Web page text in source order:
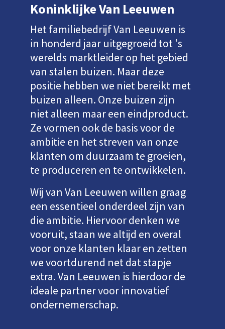
Koninklijke Van Leeuwen
Het familiebedrijf Van Leeuwen is
in honderd jaar uitgegroeid tot 's
werelds marktleider op het gebied
van stalen buizen. Maar deze
positie hebben we niet bereikt met
buizen alleen. Onze buizen zijn
niet alleen maar een eindproduct.
Ze vormen ook de basis voor de
ambitie en het streven van onze
klanten om duurzaam te groeien,
te produceren en te ontwikkelen.
Wij van Van Leeuwen willen graag
een essentieel onderdeel zijn van
die ambitie. Hiervoor denken we
vooruit, staan we altijd en overal
voor onze klanten klaar en zetten
we voortdurend net dat stapje
extra. Van Leeuwen is hierdoor de
ideale partner voor innovatief
ondernemerschap.